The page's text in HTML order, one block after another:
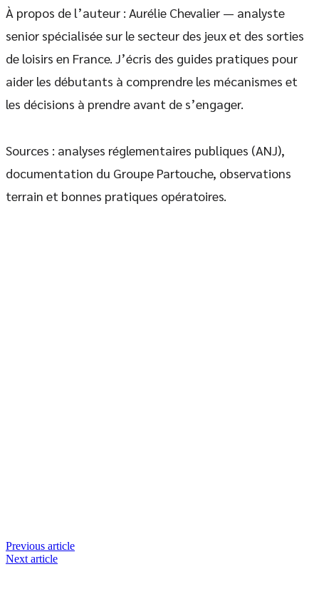
À propos de l’auteur : Aurélie Chevalier — analyste
senior spécialisée sur le secteur des jeux et des sorties
de loisirs en France. J’écris des guides pratiques pour
aider les débutants à comprendre les mécanismes et
les décisions à prendre avant de s’engager.
Sources : analyses réglementaires publiques (ANJ),
documentation du Groupe Partouche, observations
terrain et bonnes pratiques opératoires.
Previous article
Next article